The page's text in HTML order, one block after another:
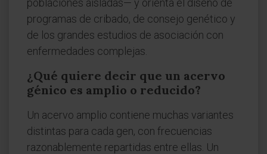
poblaciones aisladas— y orienta el diseño de
programas de cribado, de consejo genético y
de los grandes estudios de asociación con
enfermedades complejas.
¿Qué quiere decir que un acervo
génico es amplio o reducido?
Un acervo amplio contiene muchas variantes
distintas para cada gen, con frecuencias
razonablemente repartidas entre ellas. Un